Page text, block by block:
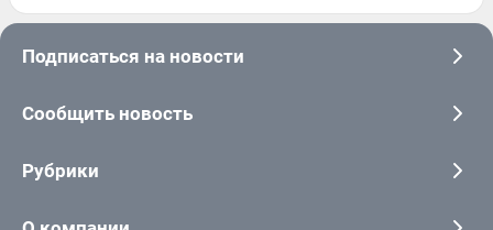
Подписаться на новости
Сообщить новость
Рубрики